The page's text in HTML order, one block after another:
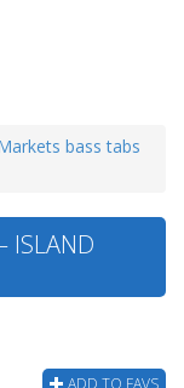
bass tabs
ISLAND